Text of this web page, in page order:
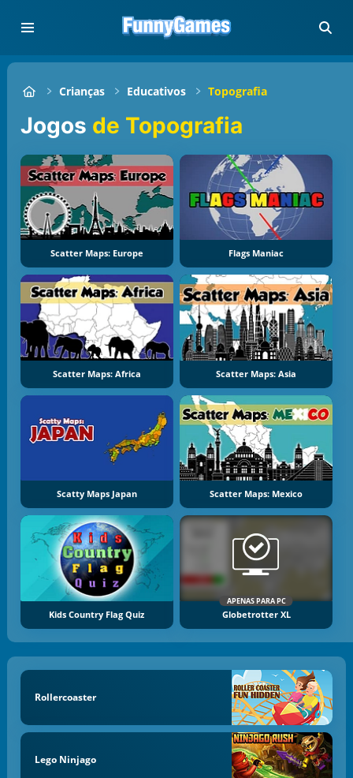
Crianças Educativos Topografia
Jogos de Topografia
Scatter Maps: Europe Flags Maniac
Scatter Maps: Africa Scatter Maps: Asia
Scatty Maps Japan Scatter Maps: Mexico
Kids Country Flag Quiz
APENAS PARA PC
Globetrotter XL
Rollercoaster
Lego Ninjago